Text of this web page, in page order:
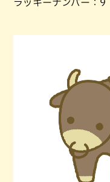
ラッキーナンバー：9